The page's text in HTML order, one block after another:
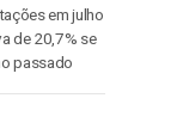
em julho
de 20,7% se
passado